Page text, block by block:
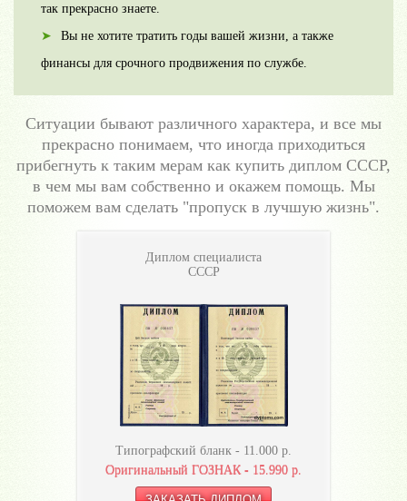
так прекрасно знаете.
Вы не хотите тратить годы вашей жизни, а также
финансы для срочного продвижения по службе.
Ситуации бывают различного характера, и все мы
прекрасно понимаем, что иногда приходиться
прибегнуть к таким мерам как купить диплом СССР,
в чем мы вам собственно и окажем помощь. Мы
поможем вам сделать "пропуск в лучшую жизнь".
Диплом специалиста
СССР
Типографский бланк - 11.000 р.
Оригинальный ГОЗНАК - 15.990 р.